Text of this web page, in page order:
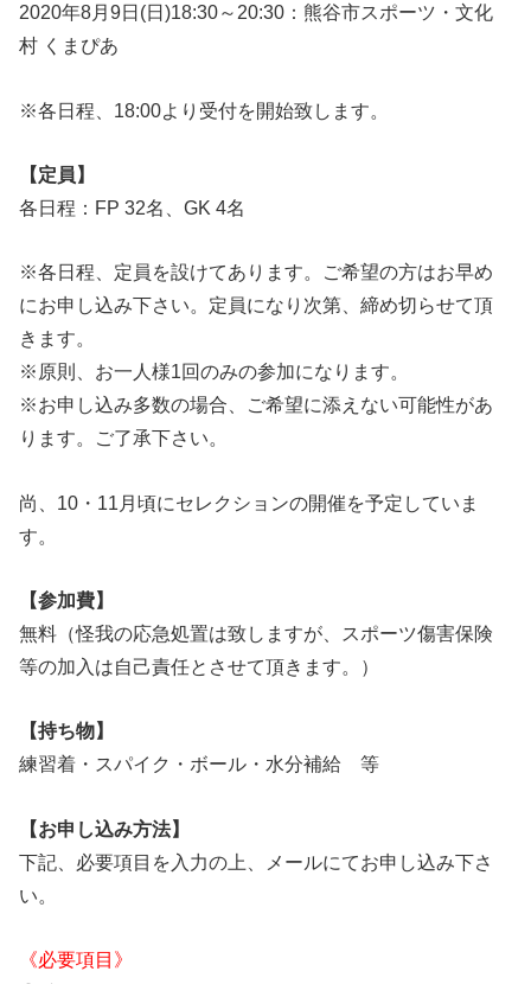
2020年8月9日(日)18:30～20:30：熊谷市スポーツ・文化
村 くまぴあ
※各日程、18:00より受付を開始致します。
【定員】
各日程：FP 32名、GK 4名
※各日程、定員を設けてあります。ご希望の方はお早め
にお申し込み下さい。定員になり次第、締め切らせて頂
きます。
※原則、お一人様1回のみの参加になります。
※お申し込み多数の場合、ご希望に添えない可能性があ
ります。ご了承下さい。
尚、10・11月頃にセレクションの開催を予定していま
す。
【参加費】
無料（怪我の応急処置は致しますが、スポーツ傷害保険
等の加入は自己責任とさせて頂きます。）
【持ち物】
練習着・スパイク・ボール・水分補給 等
【お申し込み方法】
下記、必要項目を入力の上、メールにてお申し込み下さ
い。
《必要項目》